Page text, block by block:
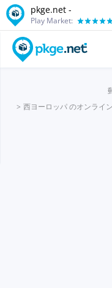
pkge.net -
Play Market:
西ヨーロッパ のオンライ